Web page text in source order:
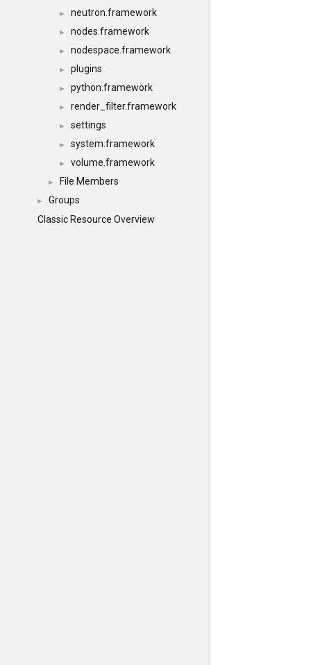
► neutron.framework
► nodes.framework
► nodespace.framework
► plugins
► python.framework
► render_filter.framework
► settings
► system.framework
► volume.framework
► File Members
►
Groups
Classic Resource Overview